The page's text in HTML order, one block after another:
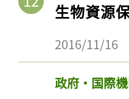
生物資源
2016/11/16
政府・国際